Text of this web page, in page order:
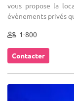
vous propose la
évènements privés
1-800
Contacter